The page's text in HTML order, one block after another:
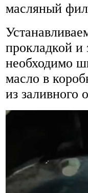
масляный
прокладкой и
необходимо
масло в
из заливного